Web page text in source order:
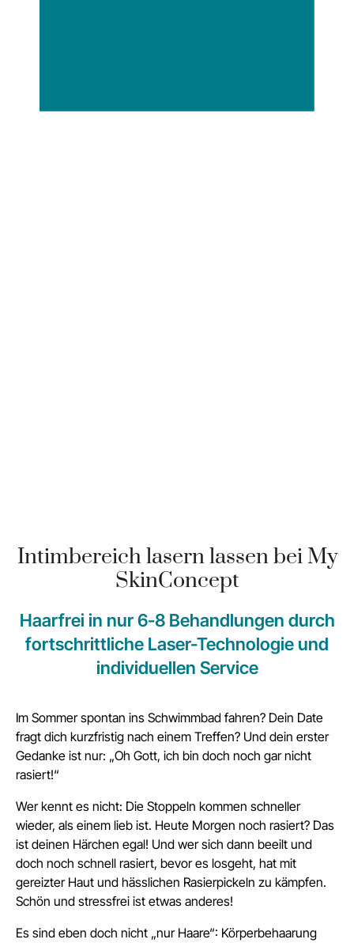
Intimbereich lasern lassen bei My
SkinConcept
Haarfrei in nur 6-8 Behandlungen durch
fortschrittliche Laser-Technologie und
individuellen Service
Im Sommer spontan ins Schwimmbad fahren? Dein Date
fragt dich kurzfristig nach einem Treffen? Und dein erster
Gedanke ist nur: „Oh Gott, ich bin doch noch gar nicht
rasiert!“
Wer kennt es nicht: Die Stoppeln kommen schneller
wieder, als einem lieb ist. Heute Morgen noch rasiert? Das
ist deinen Härchen egal! Und wer sich dann beeilt und
doch noch schnell rasiert, bevor es losgeht, hat mit
gereizter Haut und hässlichen Rasierpickeln zu kämpfen.
Schön und stressfrei ist etwas anderes!
Es sind eben doch nicht „nur Haare“: Körperbehaarung